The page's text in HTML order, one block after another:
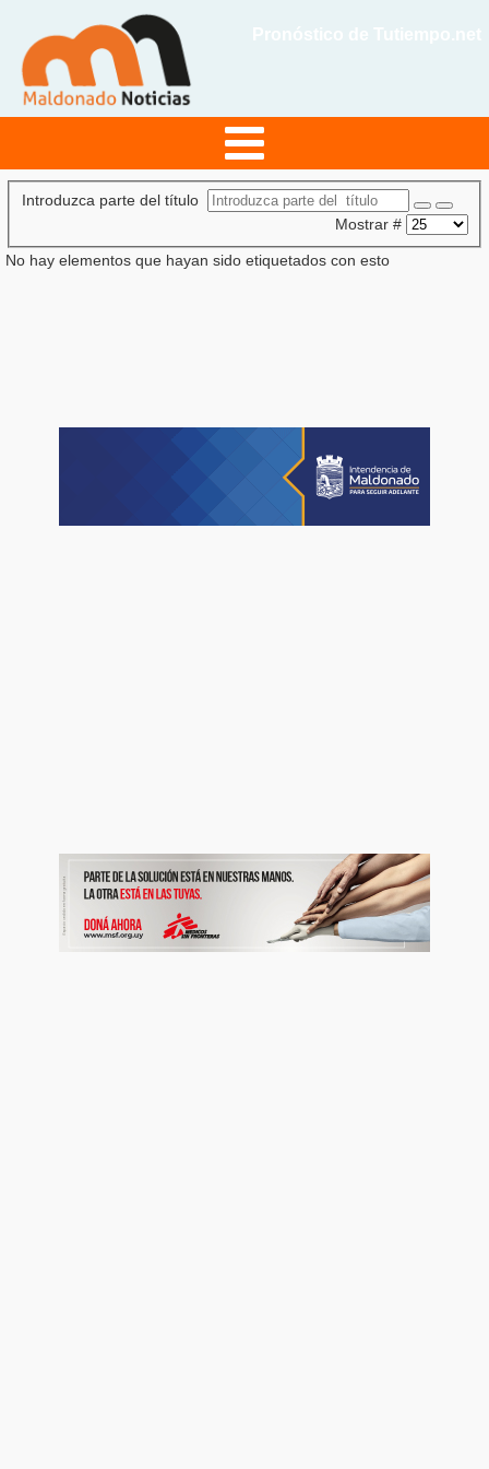
Introduzca parte del título
Mostrar #
No hay elementos que hayan sido etiquetados con esto